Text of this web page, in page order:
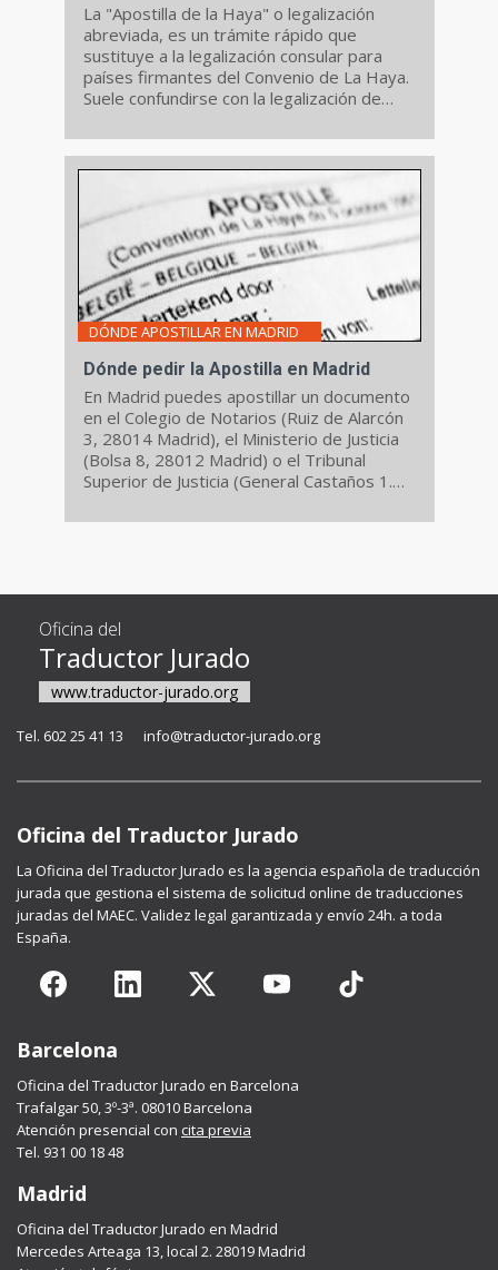
La "Apostilla de la Haya" o legalización
abreviada, es un trámite rápido que
sustituye a la legalización consular para
países firmantes del Convenio de La Haya.
Suele confundirse con la legalización de
DÓNDE APOSTILLAR EN MADRID
Dónde pedir la Apostilla en Madrid
En Madrid puedes apostillar un documento
en el Colegio de Notarios (Ruiz de Alarcón
3, 28014 Madrid), el Ministerio de Justicia
(Bolsa 8, 28012 Madrid) o el Tribunal
Superior de Justicia (General Castaños 1.
Oficina del
Traductor Jurado
www.traductor-jurado.org
Tel. 602 25 41 13 info@traductor-jurado.org
Oficina del Traductor Jurado
La Oficina del Traductor Jurado es la agencia española de traducción
jurada que gestiona el sistema de solicitud online de traducciones
juradas del MAEC. Validez legal garantizada y envío 24h. a toda
España.
Barcelona
Oficina del Traductor Jurado en Barcelona
Trafalgar 50, 3º-3ª. 08010 Barcelona
Atención presencial con cita previa
Tel. 931 00 18 48
Madrid
Oficina del Traductor Jurado en Madrid
Mercedes Arteaga 13, local 2. 28019 Madrid